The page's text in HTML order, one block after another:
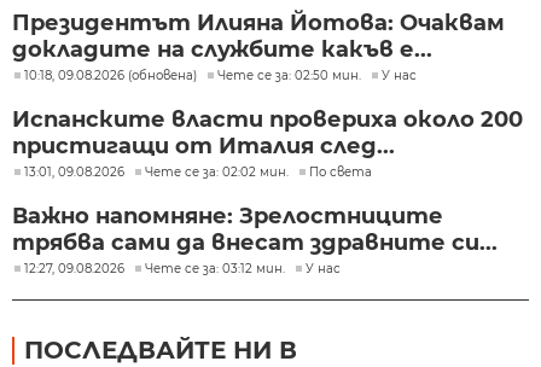
Президентът Илияна Йотова: Очаквам
докладите на службите какъв е...
10:18, 09.08.2026 (обновена) Чете се за: 02:50 мин. У нас
Испанските власти провериха около 200
пристигащи от Италия след...
13:01, 09.08.2026 Чете се за: 02:02 мин. По света
Важно напомняне: Зрелостниците
трябва сами да внесат здравните си...
12:27, 09.08.2026 Чете се за: 03:12 мин. У нас
ПОСЛЕДВАЙТЕ НИ В